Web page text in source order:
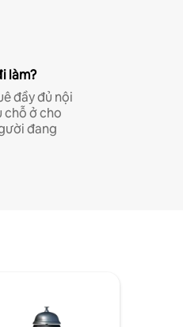
làm?
đầy đủ nội
chỗ ở cho
đang